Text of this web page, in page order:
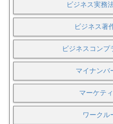
ビジネス実務
ビジネス著
ビジネスコンプ
マイナンバ
マーケテ
ワークル